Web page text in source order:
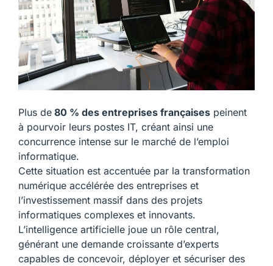
Plus de 80 % des entreprises françaises peinent
à pourvoir leurs postes IT, créant ainsi une
concurrence intense sur le marché de l’emploi
informatique.
Cette situation est accentuée par la transformation
numérique accélérée des entreprises et
l’investissement massif dans des projets
informatiques complexes et innovants.
L’intelligence artificielle joue un rôle central,
générant une demande croissante d’experts
capables de concevoir, déployer et sécuriser des